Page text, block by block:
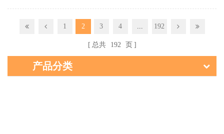
1 2 3 4 192
总共 192 页
产品分类